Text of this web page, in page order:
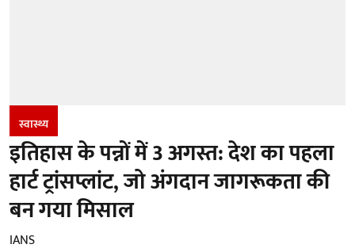
स्वास्थ्य
इतिहास के पन्नों में 3 अगस्त: देश का पहला
हार्ट ट्रांसप्लांट​, जो अंगदान जागरूकता की
बन गया मिसाल
IANS